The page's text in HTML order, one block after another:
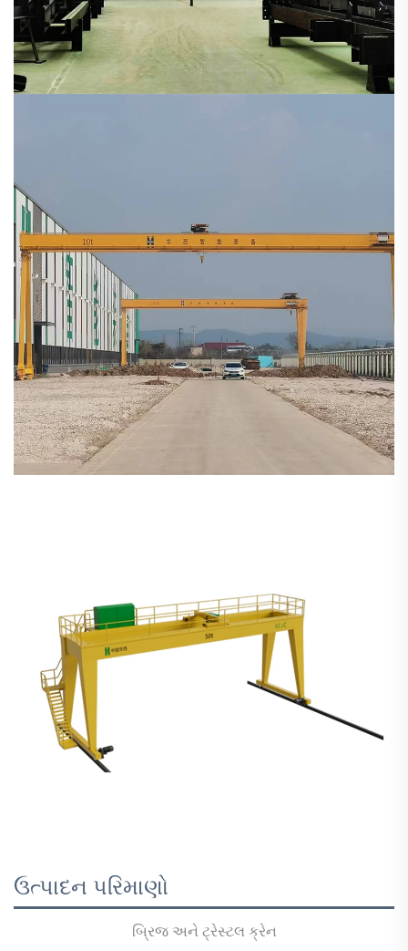
ઉત્પાદન પરિમાણો
બ્રિજ અને ટ્રેસ્ટલ ક્રેન